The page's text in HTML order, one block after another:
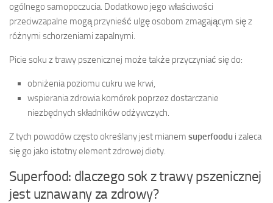
ogólnego samopoczucia. Dodatkowo jego właściwości
przeciwzapalne mogą przynieść ulgę osobom zmagającym się z
różnymi schorzeniami zapalnymi.
Picie soku z trawy pszenicznej może także przyczyniać się do:
obniżenia poziomu cukru we krwi,
wspierania zdrowia komórek poprzez dostarczanie
niezbędnych składników odżywczych.
Z tych powodów często określany jest mianem superfoodu i zaleca
się go jako istotny element zdrowej diety.
Superfood: dlaczego sok z trawy pszenicznej
jest uznawany za zdrowy?